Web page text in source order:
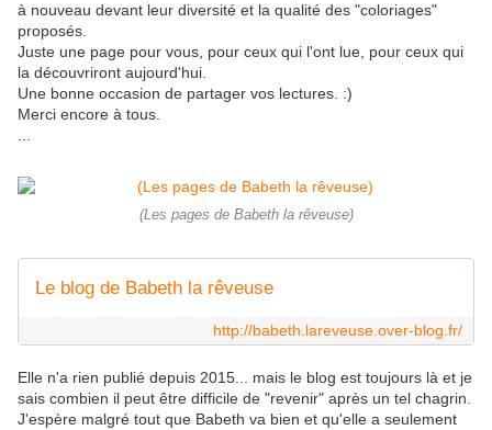
à nouveau devant leur diversité et la qualité des "coloriages"
proposés.
Juste une page pour vous, pour ceux qui l'ont lue, pour ceux qui
la découvriront aujourd'hui.
Une bonne occasion de partager vos lectures. :)
Merci encore à tous.
(Les pages de Babeth la rêveuse)
Le blog de Babeth la rêveuse
http://babeth.lareveuse.over-blog.fr/
Elle n'a rien publié depuis 2015... mais le blog est toujours là et je
sais combien il peut être difficile de "revenir" après un tel chagrin.
J'espère malgré tout que Babeth va bien et qu'elle a seulement